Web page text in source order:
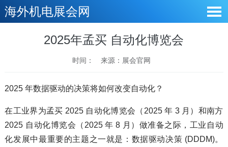
海外机电展会网
2025年孟买 自动化博览会
时间： 来源：展会官网
2025 年数据驱动的决策将如何改变自动化？
在工业界为孟买 2025 自动化博览会（2025 年 3 月）和南方
2025 自动化博览会（2025 年 8 月）做准备之际，工业自动
化发展中最重要的主题之一就是：数据驱动决策 (DDDM)。